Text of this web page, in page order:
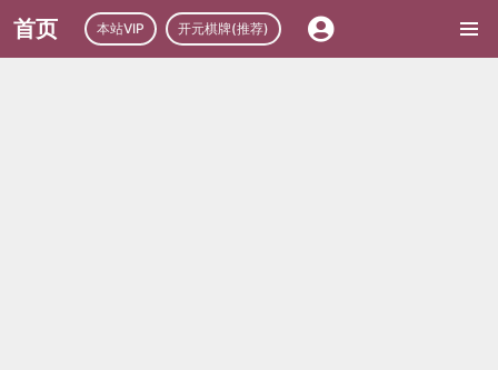
首页 本站VIP 开元棋牌(推荐)